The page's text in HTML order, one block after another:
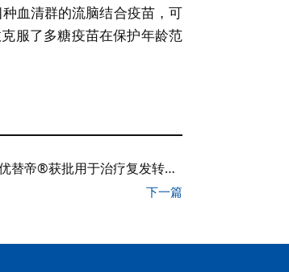
血清群的流脑结合疫苗，可
服了多糖疫苗在保护年龄范
中国原研新药优替帝®获批用于治疗复发转移性晚期乳腺癌
下一篇